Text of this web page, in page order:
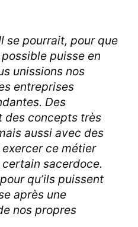
se pourrait, pour que
puisse en
unissions nos
entreprises
Des
des concepts très
aussi avec des
ce métier
certain sacerdoce.
qu’ils puissent
après une
nos propres